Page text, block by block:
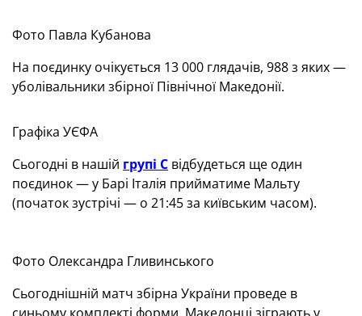
Фото Павла Кубанова
На поєдинку очікується 13 000 глядачів, 988 з яких —
уболівальники збірної Північної Македонії.
Графіка УЄФА
Сьогодні в нашій групі С відбудеться ще один
поєдинок — у Барі Італія прийматиме Мальту
(початок зустрічі — о 21:45 за київським часом).
Фото Олександра Гливинського
Сьогоднішній матч збірна України проведе в